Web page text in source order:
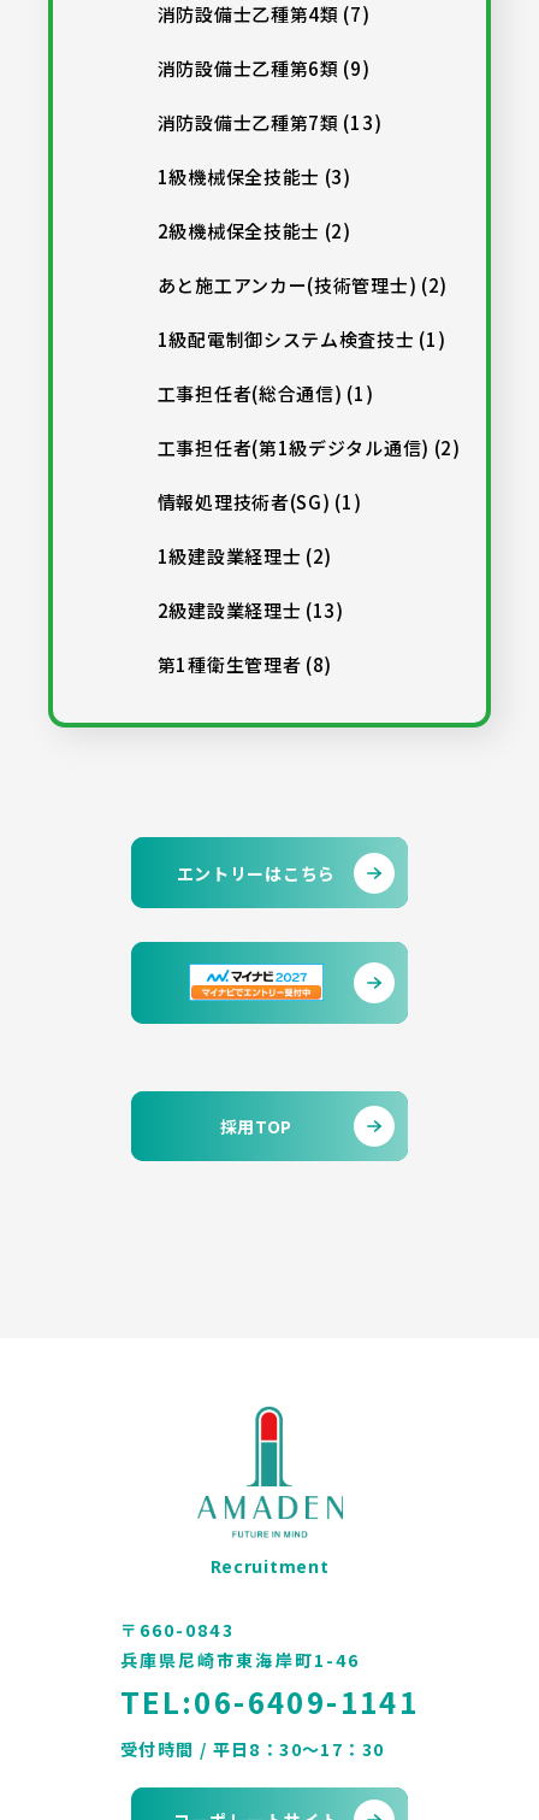
消防設備士乙種第4類 (7)
消防設備士乙種第6類 (9)
消防設備士乙種第7類 (13)
1級機械保全技能士 (3)
2級機械保全技能士 (2)
あと施工アンカー(技術管理士) (2)
1級配電制御システム検査技士 (1)
工事担任者(総合通信) (1)
工事担任者(第1級デジタル通信) (2)
情報処理技術者(SG) (1)
1級建設業経理士 (2)
2級建設業経理士 (13)
第1種衛生管理者 (8)
エントリーはこちら
採用TOP
Recruitment
〒660-0843
兵庫県尼崎市東海岸町1-46
TEL:06-6409-1141
受付時間 / 平日8：30〜17：30